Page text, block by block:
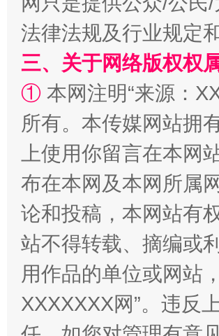
全民健身五年计划来了！等你上场
阿坝州三大球赛在茂县开幕
法律法规及行业规定
三、关于网络版权权
① 本网注明“来源：
所有。本传媒网站拥
上使用你留言在本网
布在本网及本网所属
论和投稿，本网站有
站不得转载、摘编或
用作品的单位或网站
XXXXXXX网”。违反